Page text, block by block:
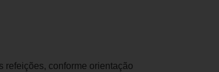
refeições, conforme orientação